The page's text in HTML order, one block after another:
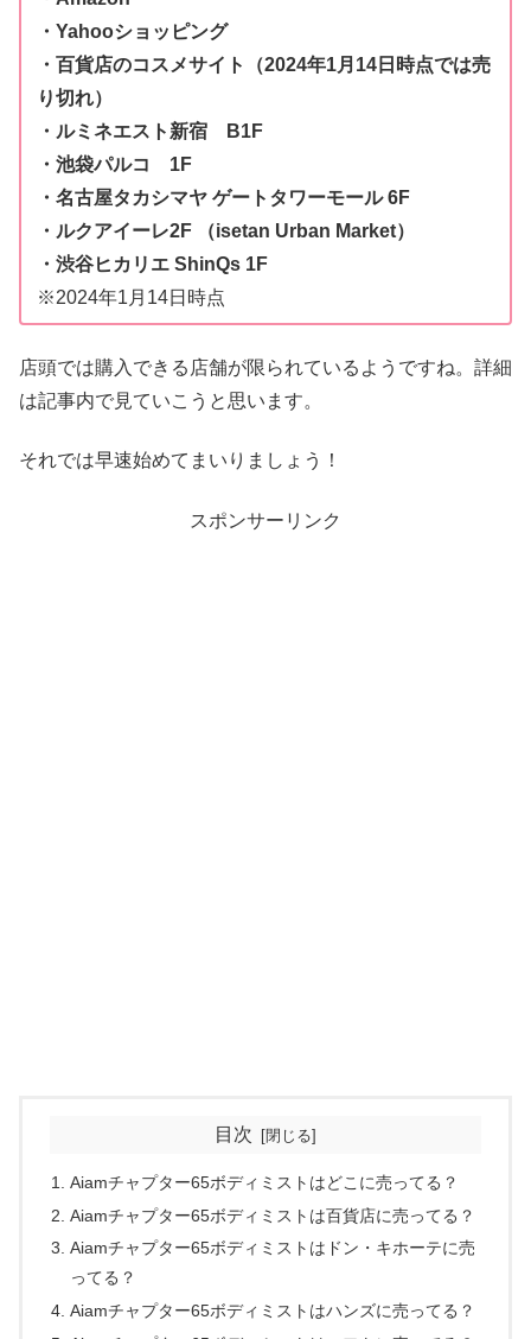
・Yahooショッピング
・百貨店のコスメサイト（2024年1月14日時点では売
り切れ）
・ルミネエスト新宿 B1F
・池袋パルコ 1F
・名古屋タカシマヤ ゲートタワーモール 6F
・ルクアイーレ2F （isetan Urban Market）
・渋谷ヒカリエ ShinQs 1F
※2024年1月14日時点
店頭では購入できる店舗が限られているようですね。詳細
は記事内で見ていこうと思います。
それでは早速始めてまいりましょう！
スポンサーリンク
目次
Aiamチャプター65ボディミストはどこに売ってる？
Aiamチャプター65ボディミストは百貨店に売ってる？
Aiamチャプター65ボディミストはドン・キホーテに売
ってる？
Aiamチャプター65ボディミストはハンズに売ってる？